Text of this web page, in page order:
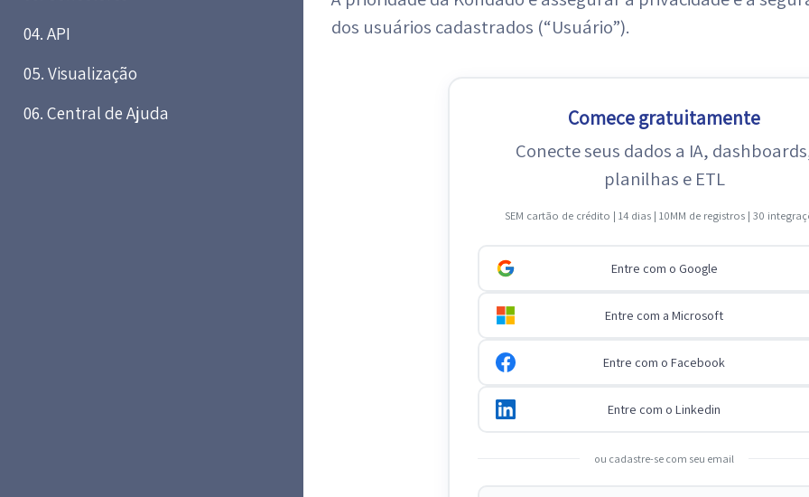
04. API
05. Visualização
06. Central de Ajuda
dos usuários cadastrados (“Usuário”).
Comece gratuitamente
Conecte seus dados a IA,
planilhas e ETL
SEM cartão de crédito | 14 dias | 10MM de registros | 30
Entre com o Google
Entre com a Microsoft
Entre com o Facebook
Entre com o Linkedin
ou cadastre-se com seu email